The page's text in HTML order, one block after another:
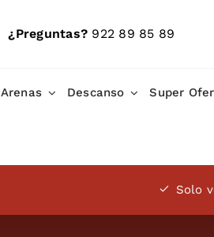
¿Preguntas? 922 89 85 89
Arenas Descanso Super
Solo